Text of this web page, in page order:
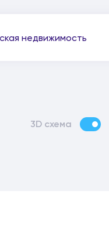
недвижимость
3D схема